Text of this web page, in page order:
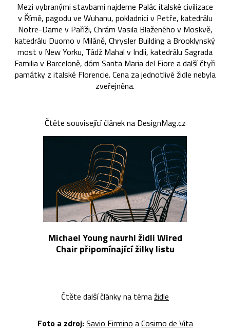
Mezi vybranými stavbami najdeme Palác italské civilizace
v Římě, pagodu ve Wuhanu, pokladnici v Petře, katedrálu
Notre-Dame v Paříži, Chrám Vasila Blaženého v Moskvě,
katedrálu Duomo v Miláně, Chrysler Building a Brooklynský
most v New Yorku, Tádž Mahal v Indii, katedrálu Sagrada
Familia v Barceloně, dóm Santa Maria del Fiore a další čtyři
památky z italské Florencie. Cena za jednotlivé židle nebyla
zveřejněna.
Čtěte související článek na DesignMag.cz
Michael Young navrhl židli Wired
Chair připomínající žilky listu
Čtěte další články na témažidle
Foto a zdroj:Savio Firmino aCosimo de Vita